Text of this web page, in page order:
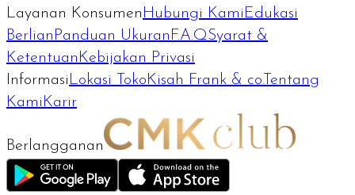
Layanan Konsumen Hubungi Kami Edukasi
Berlian Panduan Ukuran F.A.QSyarat &
Ketentuan Kebijakan Privasi
Informasi Lokasi Toko Kisah Frank & co.Tentang
Kami Karir
Berlangganan